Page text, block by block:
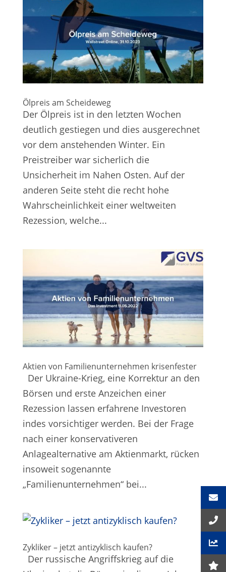
Ölpreis am Scheideweg
Der Ölpreis ist in den letzten Wochen
deutlich gestiegen und dies ausgerechnet
vor dem anstehenden Winter. Ein
Preistreiber war sicherlich die
Unsicherheit im Nahen Osten. Auf der
anderen Seite steht die recht hohe
Wahrscheinlichkeit einer weltweiten
Rezession, welche...
Aktien von Familienunternehmen krisenfester
Der Ukraine-Krieg, eine Korrektur an den
Börsen und erste Anzeichen einer
Rezession lassen erfahrene Investoren
indes vorsichtiger werden. Bei der Frage
nach einer konservativeren
Anlagealternative am Aktienmarkt, rücken
insoweit sogenannte
„Familienunternehmen“ bei...
Zykliker – jetzt antizyklisch kaufen?
Der russische Angriffskrieg auf die